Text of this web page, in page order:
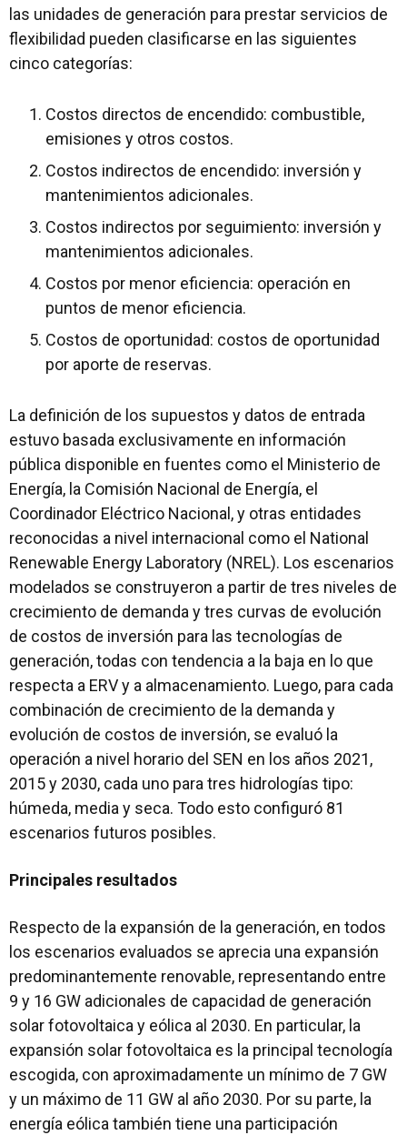
las unidades de generación para prestar servicios de
flexibilidad pueden clasificarse en las siguientes
cinco categorías:
Costos directos de encendido: combustible,
emisiones y otros costos.
Costos indirectos de encendido: inversión y
mantenimientos adicionales.
Costos indirectos por seguimiento: inversión y
mantenimientos adicionales.
Costos por menor eficiencia: operación en
puntos de menor eficiencia.
Costos de oportunidad: costos de oportunidad
por aporte de reservas.
La definición de los supuestos y datos de entrada
estuvo basada exclusivamente en información
pública disponible en fuentes como el Ministerio de
Energía, la Comisión Nacional de Energía, el
Coordinador Eléctrico Nacional, y otras entidades
reconocidas a nivel internacional como el National
Renewable Energy Laboratory (NREL). Los escenarios
modelados se construyeron a partir de tres niveles de
crecimiento de demanda y tres curvas de evolución
de costos de inversión para las tecnologías de
generación, todas con tendencia a la baja en lo que
respecta a ERV y a almacenamiento. Luego, para cada
combinación de crecimiento de la demanda y
evolución de costos de inversión, se evaluó la
operación a nivel horario del SEN en los años 2021,
2015 y 2030, cada uno para tres hidrologías tipo:
húmeda, media y seca. Todo esto configuró 81
escenarios futuros posibles.
Principales resultados
Respecto de la expansión de la generación, en todos
los escenarios evaluados se aprecia una expansión
predominantemente renovable, representando entre
9 y 16 GW adicionales de capacidad de generación
solar fotovoltaica y eólica al 2030. En particular, la
expansión solar fotovoltaica es la principal tecnología
escogida, con aproximadamente un mínimo de 7 GW
y un máximo de 11 GW al año 2030. Por su parte, la
energía eólica también tiene una participación